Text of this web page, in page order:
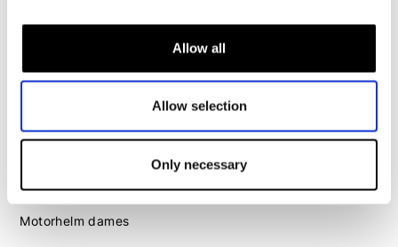
Allow all
Allow selection
Only necessary
Dames
Motorjas dames
Motor leggings dames
Motorhelm dames